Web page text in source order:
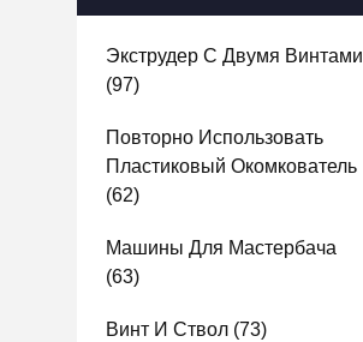
Экструдер С Двумя Винтами
(97)
Повторно Использовать
Пластиковый Окомкователь
(62)
Машины Для Мастербача
(63)
Винт И Ствол (73)